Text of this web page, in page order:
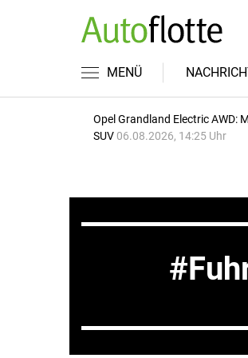
MENÜ
Opel Grandland Electric AWD:
SUV 06.08.2026, 14:25 Uhr